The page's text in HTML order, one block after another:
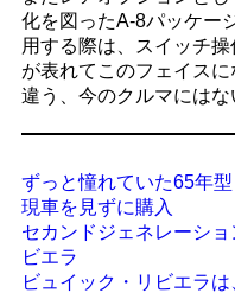
化を図ったA-8パッケー
用する際は、スイッチ
が表れてこのフェイス
違う、今のクルマにはな
ずっと憧れていた65年
現車を見ずに購入
セカンドジェネレーシ
ビエラ
ビュイック・リビエラ